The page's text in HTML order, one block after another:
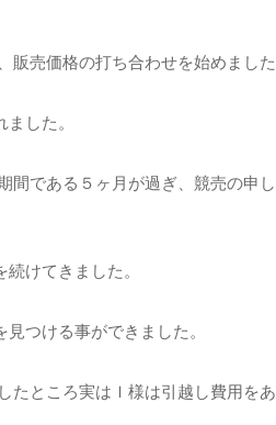
売価格の打ち合わせを始めました
した。
である５ヶ月が過ぎ、競売の申
けてきました。
つける事ができました。
たところ実はＩ様は引越し費用をあ